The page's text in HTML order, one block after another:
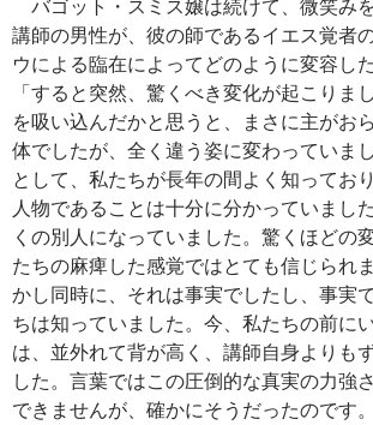
バゴット・スミス嬢は続けて、微笑み
講師の男性が、彼の師であるイエス覚者
ウによる臨在によってどのように変容し
「すると突然、驚くべき変化が起こりま
を吸い込んだかと思うと、まさに主がお
体でしたが、全く違う姿に変わっていま
として、私たちが長年の間よく知ってお
人物であることは十分に分かっていまし
くの別人になっていました。驚くほどの
たちの麻痺した感覚ではとても信じられ
かし同時に、それは事実でしたし、事実
ちは知っていました。今、私たちの前に
は、並外れて背が高く、講師自身よりも
した。言葉ではこの圧倒的な真実の力強
できませんが、確かにそうだったのです